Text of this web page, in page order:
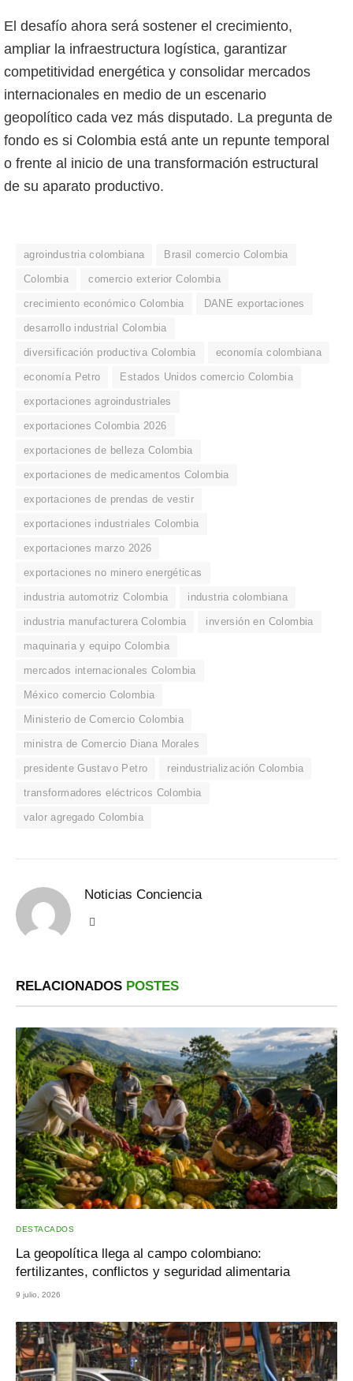
El desafío ahora será sostener el crecimiento,
ampliar la infraestructura logística, garantizar
competitividad energética y consolidar mercados
internacionales en medio de un escenario
geopolítico cada vez más disputado. La pregunta de
fondo es si Colombia está ante un repunte temporal
o frente al inicio de una transformación estructural
de su aparato productivo.
agroindustria colombiana Brasil comercio Colombia
Colombia comercio exterior Colombia
crecimiento económico Colombia DANE exportaciones
desarrollo industrial Colombia
diversificación productiva Colombia economía colombiana
economía Petro Estados Unidos comercio Colombia
exportaciones agroindustriales
exportaciones Colombia 2026
exportaciones de belleza Colombia
exportaciones de medicamentos Colombia
exportaciones de prendas de vestir
exportaciones industriales Colombia
exportaciones marzo 2026
exportaciones no minero energéticas
industria automotriz Colombia industria colombiana
industria manufacturera Colombia inversión en Colombia
maquinaria y equipo Colombia
mercados internacionales Colombia
México comercio Colombia
Ministerio de Comercio Colombia
ministra de Comercio Diana Morales
presidente Gustavo Petro reindustrialización Colombia
transformadores eléctricos Colombia
valor agregado Colombia
Noticias Conciencia
RELACIONADOS POSTES
DESTACADOS
La geopolítica llega al campo colombiano:
fertilizantes, conflictos y seguridad alimentaria
9 julio, 2026